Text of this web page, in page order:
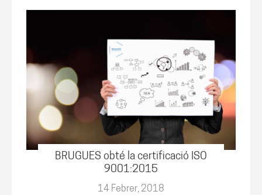
BRUGUÉS obté la certificació ISO
9001:2015
14 Febrer, 2018